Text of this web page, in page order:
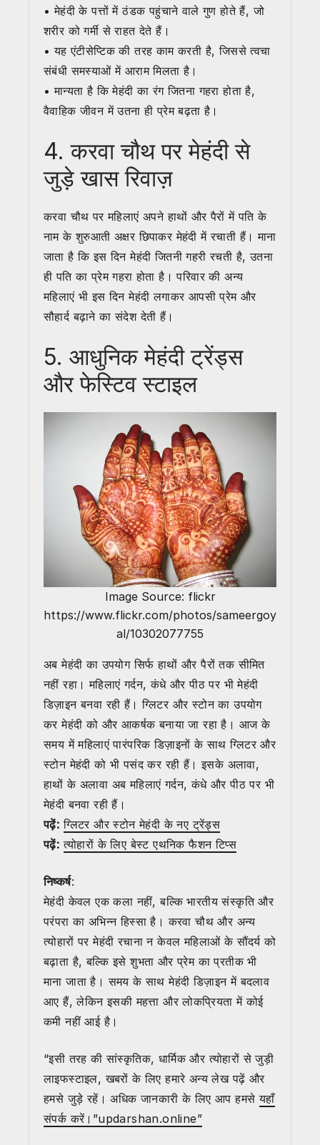
• मेहंदी के पत्तों में ठंडक पहुंचाने वाले गुण होते हैं, जो
शरीर को गर्मी से राहत देते हैं।
• यह एंटीसेप्टिक की तरह काम करती है, जिससे त्वचा
संबंधी समस्याओं में आराम मिलता है।
• मान्यता है कि मेहंदी का रंग जितना गहरा होता है,
वैवाहिक जीवन में उतना ही प्रेम बढ़ता है।
4. करवा चौथ पर मेहंदी से
जुड़े खास रिवाज़
करवा चौथ पर महिलाएं अपने हाथों और पैरों में पति के
नाम के शुरुआती अक्षर छिपाकर मेहंदी में रचाती हैं। माना
जाता है कि इस दिन मेहंदी जितनी गहरी रचती है, उतना
ही पति का प्रेम गहरा होता है। परिवार की अन्य
महिलाएं भी इस दिन मेहंदी लगाकर आपसी प्रेम और
सौहार्द बढ़ाने का संदेश देती हैं।
5. आधुनिक मेहंदी ट्रेंड्स
और फेस्टिव स्टाइल
Image Source: flickr
https://www.flickr.com/photos/sameergoy
al/10302077755
अब मेहंदी का उपयोग सिर्फ हाथों और पैरों तक सीमित
नहीं रहा। महिलाएं गर्दन, कंधे और पीठ पर भी मेहंदी
डिज़ाइन बनवा रही हैं। ग्लिटर और स्टोन का उपयोग
कर मेहंदी को और आकर्षक बनाया जा रहा है। आज के
समय में महिलाएं पारंपरिक डिज़ाइनों के साथ ग्लिटर और
स्टोन मेहंदी को भी पसंद कर रही हैं। इसके अलावा,
हाथों के अलावा अब महिलाएं गर्दन, कंधे और पीठ पर भी
मेहंदी बनवा रही हैं।
पढ़ें:ग्लिटर और स्टोन मेहंदी के नए ट्रेंड्स
पढ़ें:त्योहारों के लिए बेस्ट एथनिक फैशन टिप्स
निष्कर्ष:
मेहंदी केवल एक कला नहीं, बल्कि भारतीय संस्कृति और
परंपरा का अभिन्न हिस्सा है। करवा चौथ और अन्य
त्योहारों पर मेहंदी रचाना न केवल महिलाओं के सौंदर्य को
बढ़ाता है, बल्कि इसे शुभता और प्रेम का प्रतीक भी
माना जाता है। समय के साथ मेहंदी डिज़ाइन में बदलाव
आए हैं, लेकिन इसकी महत्ता और लोकप्रियता में कोई
कमी नहीं आई है।
“इसी तरह की सांस्कृतिक, धार्मिक और त्योहारों से जुड़ी
लाइफस्टाइल, खबरों के लिए हमारे अन्य लेख पढ़ें और
हमसे जुड़े रहें। अधिक जानकारी के लिए आप हमसेयहाँ
संपर्क करें।”updarshan.online”